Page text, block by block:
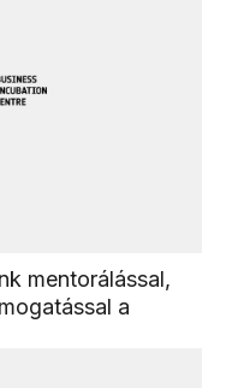
mentorálással,
a